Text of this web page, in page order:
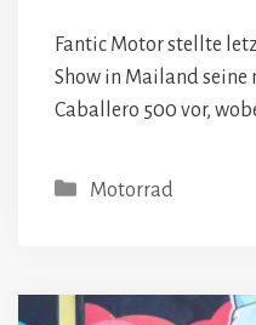
Fantic Motor stellte
Show in Mailand seine
Caballero 500 vor,
Kategorien
Motorrad